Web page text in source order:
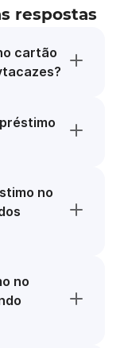
respostas
cartão
no
no